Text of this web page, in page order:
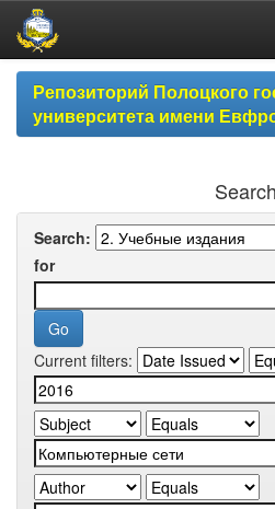
Skip
navigationРепозиторий Полоцкого
университета имени
Search
Search:
for
Current filters: